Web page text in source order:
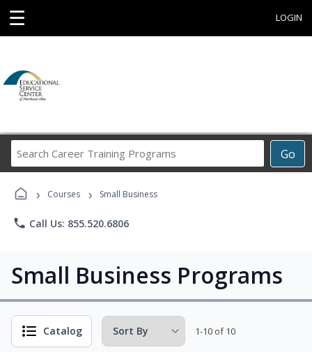
☰ LOGIN
Go
Career
Programs
› Courses › Small Business
phone Call Us: 855.520.6806
Small Business Programs
Catalog 1-10 of 10